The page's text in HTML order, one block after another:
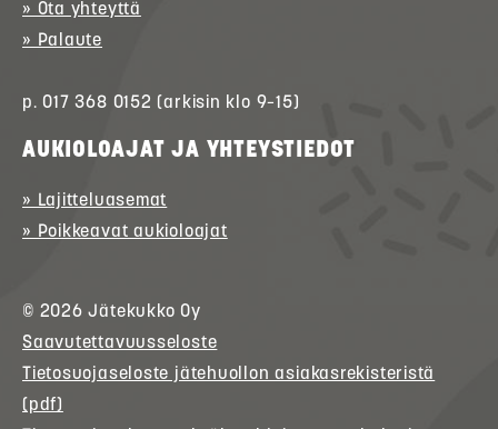
» Ota yhteyttä
» Palaute
p. 017 368 0152 (arkisin klo 9–15)
AUKIOLOAJAT JA YHTEYSTIEDOT
» Lajitteluasemat
» Poikkeavat aukioloajat
© 2026Jätekukko Oy
Saavutettavuusseloste
Tietosuojaseloste jätehuollon asiakasrekisteristä
(pdf)